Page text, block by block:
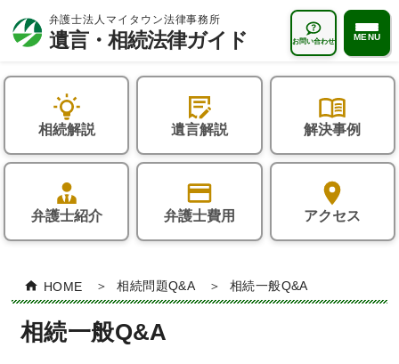
お問い合わせ MENU
遺言・相続法律ガイドTOP
状況から探す
お子様のいないご夫婦
再婚家庭の方
遺言書はなぜ必要か？
遺言書の書き方
「遺言執行者」とは？
相続解説
誰が相続人になるの？
相続の手続き・方法
相続一般について
相続人について
解決事例
相続解説 遺言解説 解決事例
弁護士紹介 弁護士費用 アクセス
HOME 相続問題Q&A 相続一般Q&A
相続一般Q&A